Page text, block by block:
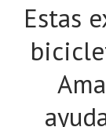
Estas